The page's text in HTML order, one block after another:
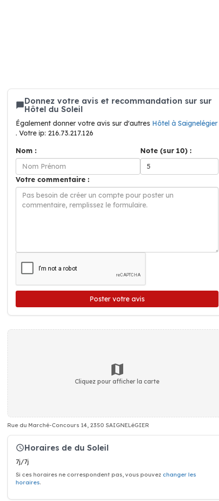
Donnez votre avis et recommandation sur sur
Hôtel du Soleil
Également donner votre avis sur d'autres Hôtel à Saignelégier
. Votre ip: 216.73.217.126
Nom :
Note (sur 10) :
Votre commentaire :
Poster votre avis
Cliquez pour afficher la carte
Rue du Marché-Concours 14, 2350 SAIGNELéGIER
Horaires de du Soleil
7j/7j
Si ces horaires ne correspondent pas, vous pouvez changer les
horaires.